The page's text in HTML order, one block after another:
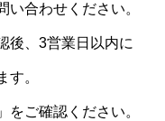
い合わせください。
後、3営業日以内に
す。
」をご確認ください。